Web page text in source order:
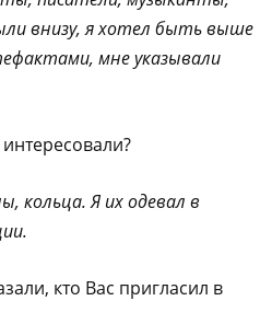
внизу, я хотел быть выше
мне указывали
Я их одевал в
кто Вас пригласил в